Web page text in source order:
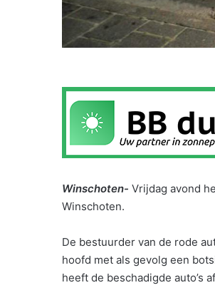
Winschoten- Vrijdag avond
Winschoten.
De bestuurder van de rode
hoofd met als gevolg een
heeft de beschadigde auto’s